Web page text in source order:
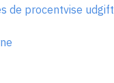
de procentvise